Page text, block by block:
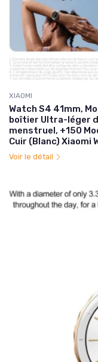
XIAOMI
Watch S4 41mm,
boîtier Ultra-léger
menstruel, +150
Cuir (Blanc) Xiaomi
Voir le détail